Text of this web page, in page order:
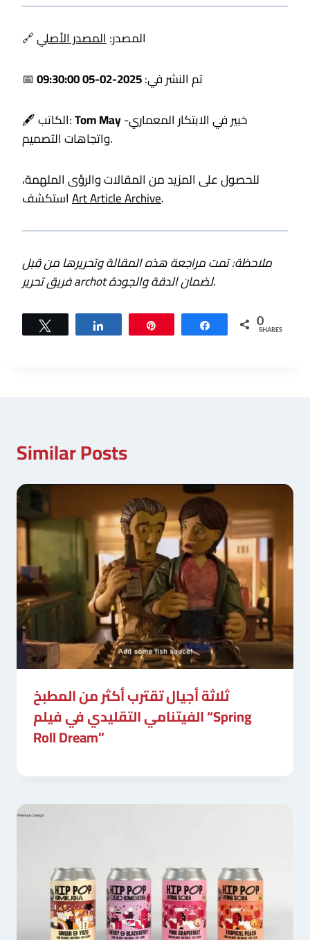
🔗 المصدر:المصدر الأصلي
📅 تم النشر في:2025-02-05 09:30:00
🖋️ الكاتب:Tom May-خبير في الابتكار المعماري
واتجاهات التصميم.
للحصول على المزيد من المقالات والرؤى الملهمة،
Art Article Archive.
ملاحظة: تمت مراجعة هذه المقالة وتحريرها من قِبل
فريق تحرير archot لضمان الدقة والجودة.
Share 0
SHARES
Similar Posts
ثلاثة أجيال تقترب أكثر من المطبخ
الفيتنامي التقليدي في فيلم “Spring
Roll Dream”